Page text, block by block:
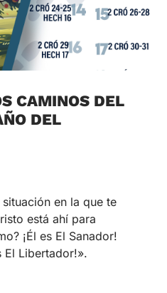
CAMINOS DEL
DEL
en la que te
está ahí para
¡Él es El Sanador!
El Libertador!».